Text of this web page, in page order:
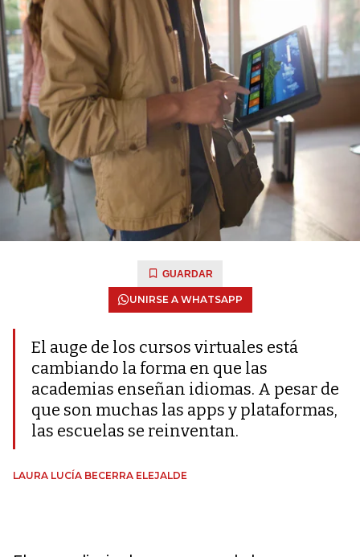
GUARDAR
UNIRSE A WHATSAPP
El auge de los cursos virtuales está
cambiando la forma en que las
academias enseñan idiomas. A pesar de
que son muchas las apps y plataformas,
las escuelas se reinventan.
LAURA LUCÍA BECERRA ELEJALDE